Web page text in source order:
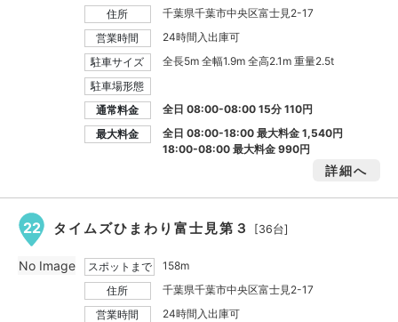
住所
千葉県千葉市中央区富士見2-17
営業時間
24時間入出庫可
駐車サイズ
全長5m 全幅1.9m 全高2.1m 重量2.5t
駐車場形態
通常料金
全日 08:00-08:00 15分 110円
最大料金
全日 08:00-18:00 最大料金1,540円
18:00-08:00 最大料金990円
詳細へ
22 タイムズひまわり富士見第３ [36台]
スポットまで
158m
住所
千葉県千葉市中央区富士見2-17
営業時間
24時間入出庫可
No Image